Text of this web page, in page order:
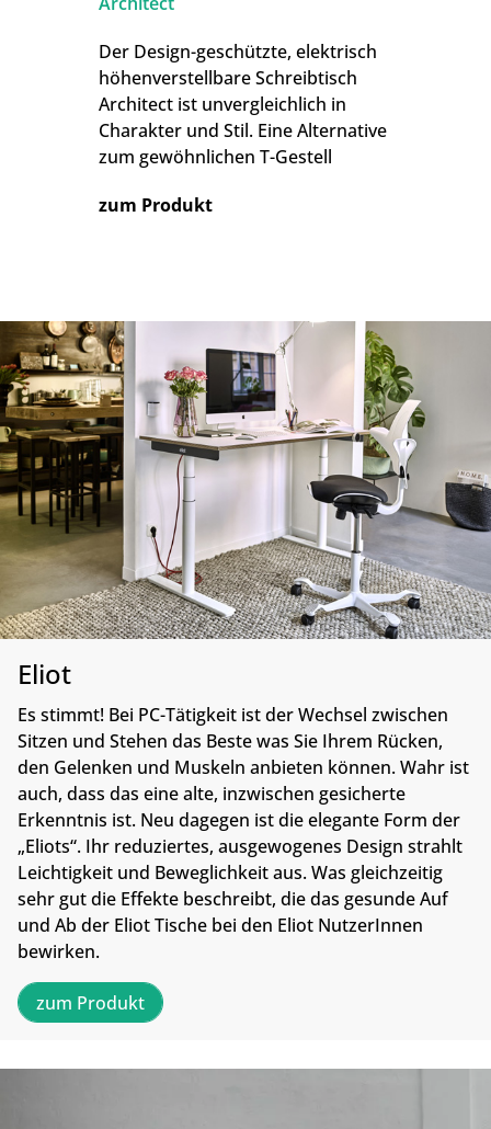
Der Design-geschützte, elektrisch
höhenverstellbare Schreibtisch
Architect ist unvergleichlich in
Charakter und Stil. Eine Alternative
zum gewöhnlichen T-Gestell
zum Produkt
Eliot
Es stimmt! Bei PC-Tätigkeit ist der Wechsel zwischen
Sitzen und Stehen das Beste was Sie Ihrem Rücken,
den Gelenken und Muskeln anbieten können. Wahr ist
auch, dass das eine alte, inzwischen gesicherte
Erkenntnis ist. Neu dagegen ist die elegante Form der
„Eliots“. Ihr reduziertes, ausgewogenes Design strahlt
Leichtigkeit und Beweglichkeit aus. Was gleichzeitig
sehr gut die Effekte beschreibt, die das gesunde Auf
und Ab der Eliot Tische bei den Eliot NutzerInnen
bewirken.
zum Produkt